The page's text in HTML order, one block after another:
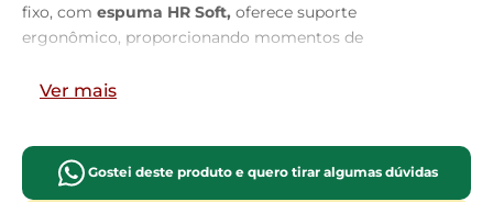
fixo, com espuma HR Soft, oferece suporte
ergonômico, proporcionando momentos de
náuticaadicionam um toque
maciez e conforto prolongado. Os
pés em madeira
maciçacomplementam o visual
Ver mais
Gostei deste produto e quero tirar algumas dúvidas